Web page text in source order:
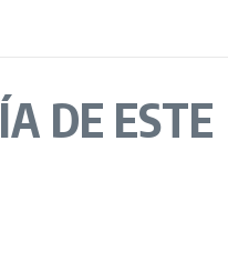
DE ESTE